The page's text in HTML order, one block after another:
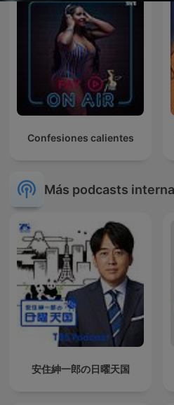
Confesiones calientes
Más podcasts
安住紳一郎の日曜天国